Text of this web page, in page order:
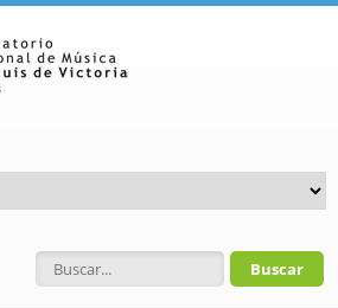
Formulario de búsqueda